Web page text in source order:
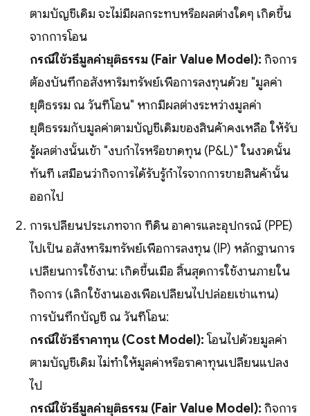
ตามบัญชีเดิม จะไม่มีผลกระทบหรือผลต่างใดๆ เกิดขึ้น
จากการโอน
กรณีใช้วิธีมูลค่ายุติธรรม (Fair Value Model): กิจการ
ต้องบันทึกอสังหาริมทรัพย์เพื่อการลงทุนด้วย "มูลค่า
ยุติธรรม ณ วันที่โอน" หากมีผลต่างระหว่างมูลค่า
ยุติธรรมกับมูลค่าตามบัญชีเดิมของสินค้าคงเหลือ ให้รับ
รู้ผลต่างนั้นเข้า "งบกำไรหรือขาดทุน (P&L)" ในงวดนั้น
ทันที เสมือนว่ากิจการได้รับรู้กำไรจากการขายสินค้านั้น
ออกไป
การเปลี่ยนประเภทจาก ที่ดิน อาคารและอุปกรณ์ (PPE)
ไปเป็น อสังหาริมทรัพย์เพื่อการลงทุน (IP) หลักฐานการ
เปลี่ยนการใช้งาน: เกิดขึ้นเมื่อ สิ้นสุดการใช้งานภายใน
กิจการ (เลิกใช้งานเองเพื่อเปลี่ยนไปปล่อยเช่าแทน)
การบันทึกบัญชี ณ วันที่โอน:
กรณีใช้วิธีราคาทุน (Cost Model): โอนไปด้วยมูลค่า
ตามบัญชีเดิม ไม่ทำให้มูลค่าหรือราคาทุนเปลี่ยนแปลง
ไป
กรณีใช้วิธีมูลค่ายุติธรรม (Fair Value Model): กิจการ